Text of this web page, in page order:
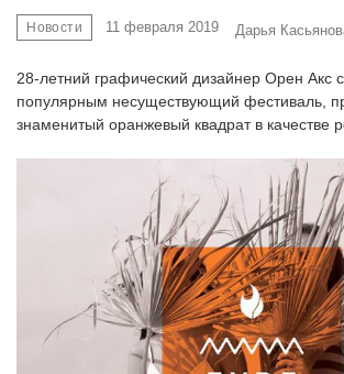
Новости 11 февраля 2019 Дарья
28-летний графический дизайнер Орен Акс
популярным несуществующий фестиваль,
знаменитый оранжевый квадрат в качестве